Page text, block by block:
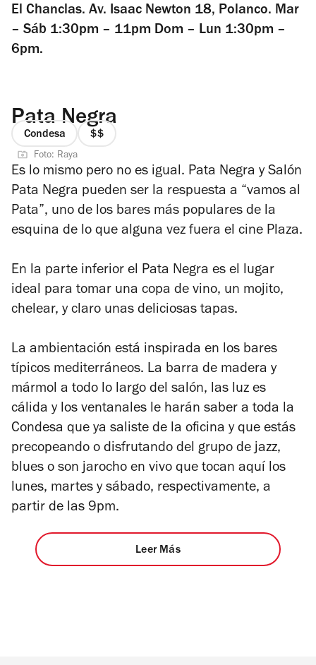
El Chanclas. Av. Isaac Newton 18, Polanco. Mar
– Sáb 1:30pm – 11pm Dom – Lun 1:30pm –
6pm.
Pata Negra
Condesa
precio
de
4
Foto: Raya
Es lo mismo pero no es igual. Pata Negra y Salón
Pata Negra pueden ser la respuesta a “vamos al
Pata”, uno de los bares más populares de la
esquina de lo que alguna vez fuera el cine Plaza.
En la parte inferior el Pata Negra es el lugar
ideal para tomar una copa de vino, un mojito,
chelear, y claro unas deliciosas tapas.
La ambientación está inspirada en los bares
típicos mediterráneos. La barra de madera y
mármol a todo lo largo del salón, las luz es
cálida y los ventanales le harán saber a toda la
Condesa que ya saliste de la oficina y que estás
precopeando o disfrutando del grupo de jazz,
blues o son jarocho en vivo que tocan aquí los
lunes, martes y sábado, respectivamente, a
partir de las 9pm.
Leer Más